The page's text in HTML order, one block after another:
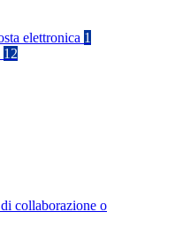
elettronica 1
12
collaborazione o